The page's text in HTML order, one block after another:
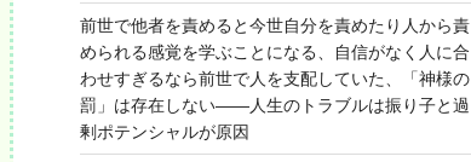
前世で他者を責めると今世自分を責めたり人から責
められる感覚を学ぶことになる、自信がなく人に合
わせすぎるなら前世で人を支配していた、「神様の
罰」は存在しない――人生のトラブルは振り子と過
剰ポテンシャルが原因